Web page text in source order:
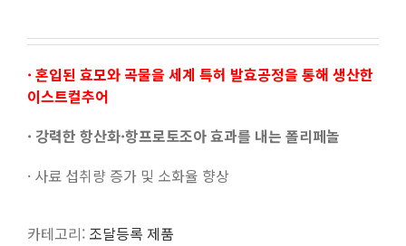
· 혼입된 효모와 곡물을 세계 특허 발효공정을 통해 생산한
이스트컬추어
· 강력한 항산화·항프로토조아 효과를 내는 폴리페놀
· 사료 섭취량 증가 및 소화율 향상
카테고리: 조달등록 제품